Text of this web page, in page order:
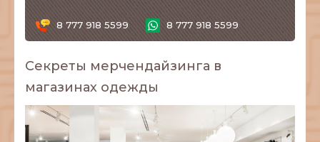
8 777 918 5599 8 777 918 5599
Секреты мерчендайзинга в
магазинах одежды